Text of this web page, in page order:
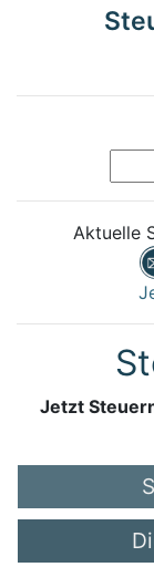
Aktuelle
Jetzt